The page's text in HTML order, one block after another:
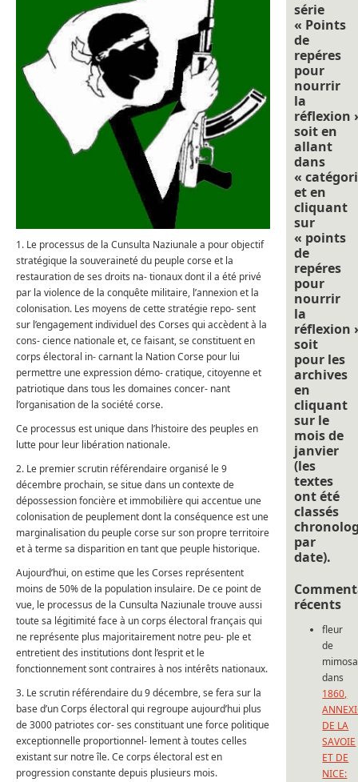
1. Le processus de la Cunsulta Naziunale a pour objectif
stratégique la souveraineté du peuple corse et la
restauration de ses droits na- tionaux dont il a été privé
par la violence de la conquête militaire, l’annexion et la
colonisation. Les moyens de cette stratégie repo- sent
sur l’engagement individuel des Corses qui accèdent à la
cons- cience nationale et, ce faisant, se constituent en
corps électoral in- carnant la Nation Corse pour lui
permettre une expression démo- cratique, citoyenne et
patriotique dans tous les domaines concer- nant
l’organisation de la société corse.
Ce processus est unique dans l’histoire des peuples en
lutte pour leur libération nationale.
2. Le premier scrutin référendaire organisé le 9
décembre prochain, se situe dans un contexte de
dépossession foncière et immobilière qui accentue une
colonisation de peuplement dont la conséquence est une
marginalisation du peuple corse sur son propre territoire
et à terme sa disparition en tant que peuple historique.
Aujourd’hui, on estime que les Corses représentent
moins de 50% de la population insulaire. De ce point de
vue, le processus de la Cunsulta Naziunale trouve aussi
toute sa légitimité face à un corps électoral français qui
ne représente plus majoritairement notre peu- ple et
entretient des institutions dont l’esprit et le
fonctionnement sont contraires à nos intérêts nationaux.
3. Le scrutin référendaire du 9 décembre, se fera sur la
base d’un Corps électoral qui regroupe aujourd’hui plus
de 3000 patriotes cor- ses constituant une force politique
exceptionnelle proportionnel- lement à toutes celles
existant sur notre île. Ce corps électoral est en
progression constante depuis plusieurs mois.
série
« Points
de
repéres
pour
nourrir
la
réflexion
soit en
allant
dans
«
et en
cliquant
sur
« points
de
repéres
pour
nourrir
la
réflexion
soit
pour les
archives
en
cliquant
sur le
mois de
janvier
(les
textes
ont été
classés
par
date).
récents
fleur
de
mimosa
dans
1860,
DE LA
SAVOIE
ET DE
NICE: